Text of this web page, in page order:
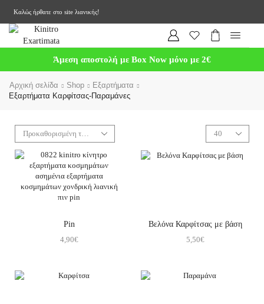
Καλώς ήρθατε στο site λιανικής!
Άμεση αποστολή με Box Now μόνο με 2€
Αρχική σελίδα Shop
Εξαρτήματα
Εξαρτήματα Καρφίτσας-Παραμάνες
Pin
4,90€
Βελόνα Καρφίτσας με βάση
5,50€